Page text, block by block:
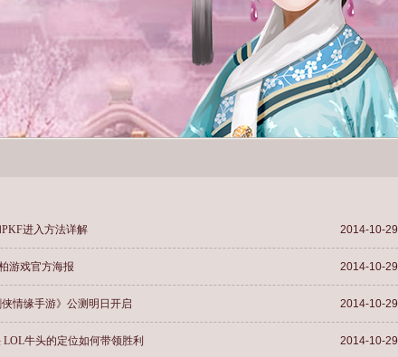
2014-10-29
进入方法详解
2014-10-29
游戏官方海报
2014-10-29
情缘手游》公测明日开启
2014-10-29
牛头的定位如何带领胜利